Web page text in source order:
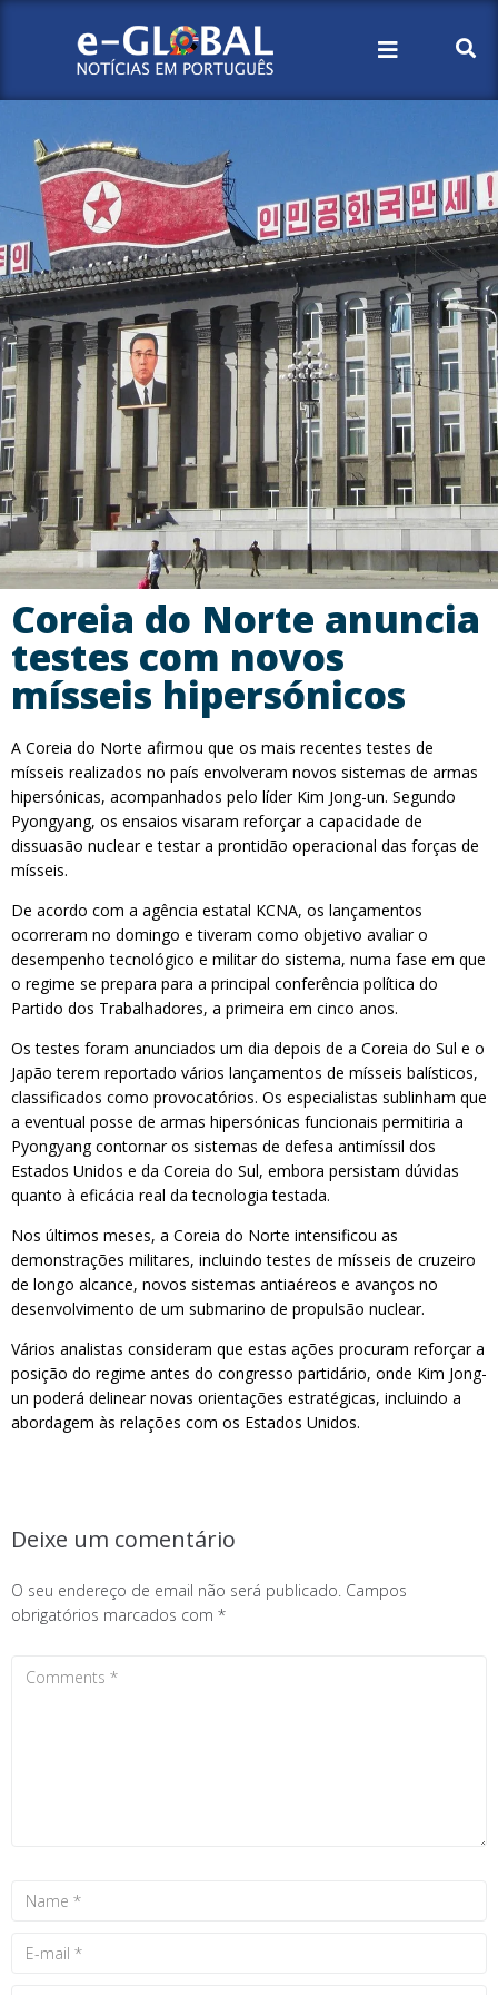
Coreia do Norte anuncia
testes com novos
mísseis hipersónicos
A Coreia do Norte afirmou que os mais recentes testes de
mísseis realizados no país envolveram novos sistemas de armas
hipersónicas, acompanhados pelo líder Kim Jong-un. Segundo
Pyongyang, os ensaios visaram reforçar a capacidade de
dissuasão nuclear e testar a prontidão operacional das forças de
mísseis.
De acordo com a agência estatal KCNA, os lançamentos
ocorreram no domingo e tiveram como objetivo avaliar o
desempenho tecnológico e militar do sistema, numa fase em que
o regime se prepara para a principal conferência política do
Partido dos Trabalhadores, a primeira em cinco anos.
Os testes foram anunciados um dia depois de a Coreia do Sul e o
Japão terem reportado vários lançamentos de mísseis balísticos,
classificados como provocatórios. Os especialistas sublinham que
a eventual posse de armas hipersónicas funcionais permitiria a
Pyongyang contornar os sistemas de defesa antimíssil dos
Estados Unidos e da Coreia do Sul, embora persistam dúvidas
quanto à eficácia real da tecnologia testada.
Nos últimos meses, a Coreia do Norte intensificou as
demonstrações militares, incluindo testes de mísseis de cruzeiro
de longo alcance, novos sistemas antiaéreos e avanços no
desenvolvimento de um submarino de propulsão nuclear.
Vários analistas consideram que estas ações procuram reforçar a
posição do regime antes do congresso partidário, onde Kim Jong-
un poderá delinear novas orientações estratégicas, incluindo a
abordagem às relações com os Estados Unidos.
Deixe um comentário
O seu endereço de email não será publicado. Campos
obrigatórios marcados com *